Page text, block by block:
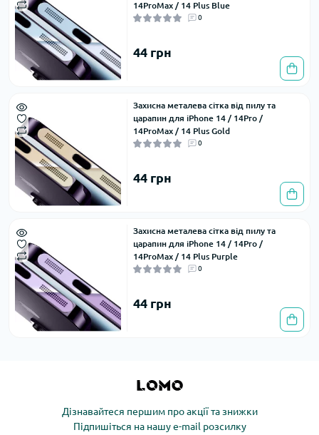
14ProMax / 14 Plus Blue
0
44 грн
Захисна металева сітка від пилу та
царапин для iPhone 14 / 14Pro /
14ProMax / 14 Plus Gold
0
44 грн
Захисна металева сітка від пилу та
царапин для iPhone 14 / 14Pro /
14ProMax / 14 Plus Purple
0
44 грн
Дізнавайтеся першим про акції та знижки
Підпишіться на нашу e-mail розсилку